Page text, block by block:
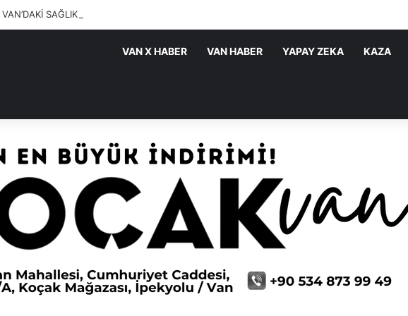
VAN’DAKİ SAĞLIK YATIRIMLARI SÜRÜYOR
VAN X HABER VAN HABER YAPAY ZEKA KAZA